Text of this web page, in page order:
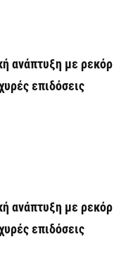
ανάπτυξη με ρεκόρ
επιδόσεις
ανάπτυξη με ρεκόρ
επιδόσεις